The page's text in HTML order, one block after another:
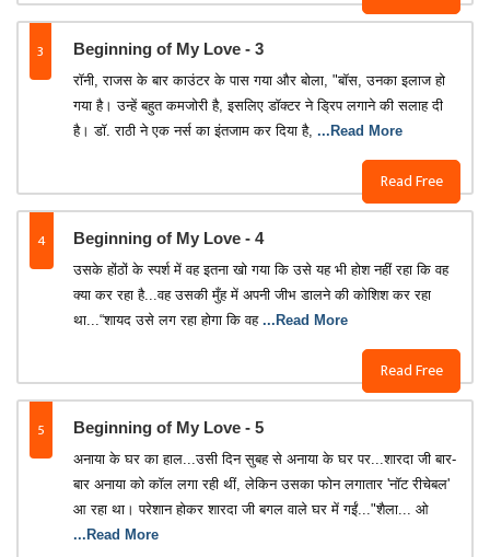
3 Beginning of My Love - 3
Read Free
​रॉनी, राजस के बार काउंटर के पास गया और बोला, "बॉस, उनका इलाज हो
गया है। उन्हें बहुत कमजोरी है, इसलिए डॉक्टर ने ड्रिप लगाने की सलाह दी
है। डॉ. राठी ने एक नर्स का इंतजाम कर दिया है, ...Read More
4 Beginning of My Love - 4
Read Free
उसके होंठों के स्पर्श में वह इतना खो गया कि उसे यह भी होश नहीं रहा कि वह
क्या कर रहा है...वह उसकी मुँह में अपनी जीभ डालने की कोशिश कर रहा
था...“शायद उसे लग रहा होगा कि वह ...Read More
5 Beginning of My Love - 5
​अनाया के घर का हाल...​उसी दिन सुबह से अनाया के घर पर...​शारदा जी बार-
बार अनाया को कॉल लगा रही थीं, लेकिन उसका फोन लगातार 'नॉट रीचेबल'
आ रहा था। परेशान होकर शारदा जी बगल वाले घर में गईं...​"शैला... ओ
...Read More